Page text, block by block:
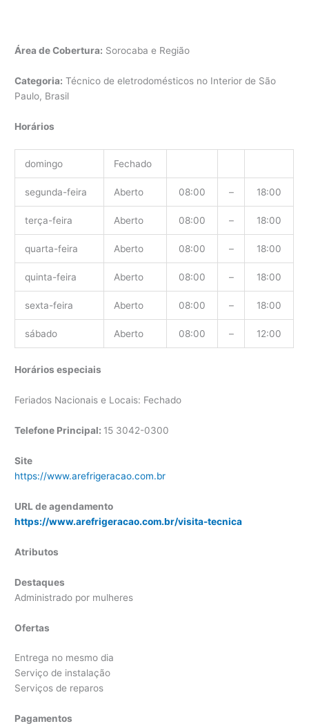
Área de Cobertura: Sorocaba e Região
Categoria: Técnico de eletrodomésticos no Interior de São
Paulo, Brasil
Horários
domingo Fechado
segunda-feira Aberto 08:00 – 18:00
terça-feira Aberto 08:00 – 18:00
quarta-feira Aberto 08:00 – 18:00
quinta-feira Aberto 08:00 – 18:00
sexta-feira Aberto 08:00 – 18:00
sábado Aberto 08:00 – 12:00
Horários especiais
Feriados Nacionais e Locais: Fechado
Telefone Principal: 15 3042-0300
Site
https://www.arefrigeracao.com.br
URL de agendamento
https://www.arefrigeracao.com.br/visita-tecnica
Atributos
Destaques
Administrado por mulheres
Ofertas
Entrega no mesmo dia
Serviço de instalação
Serviços de reparos
Pagamentos